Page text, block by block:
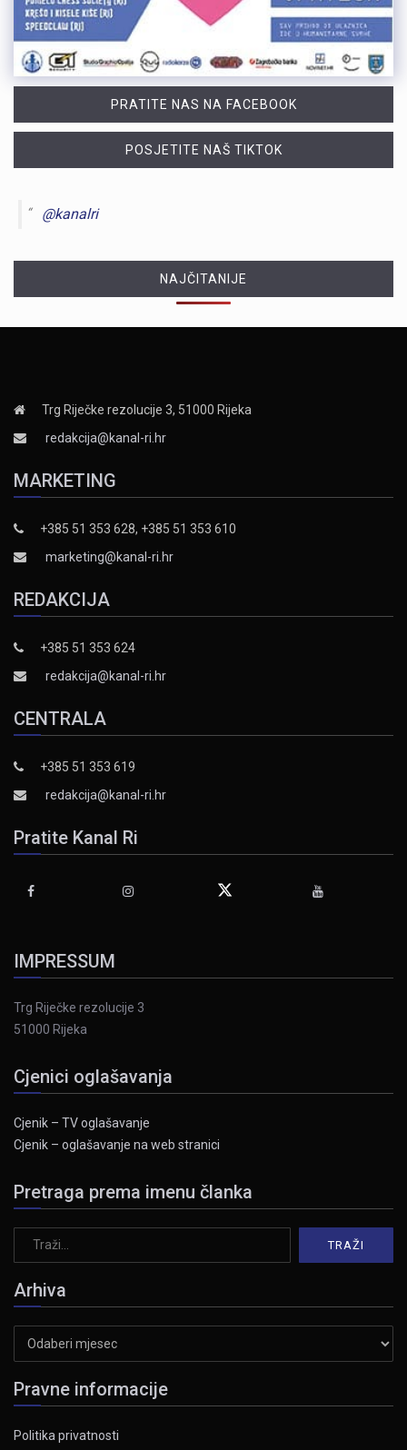
PRATITE NAS NA FACEBOOK
POSJETITE NAŠ TIKTOK
@kanalri
NAJČITANIJE
Trg Riječke rezolucije 3, 51000 Rijeka
redakcija@kanal-ri.hr
MARKETING
+385 51 353 628, +385 51 353 610
marketing@kanal-ri.hr
REDAKCIJA
+385 51 353 624
redakcija@kanal-ri.hr
CENTRALA
+385 51 353 619
redakcija@kanal-ri.hr
Pratite Kanal Ri
IMPRESSUM
Trg Riječke rezolucije 3
51000 Rijeka
Cjenici oglašavanja
Cjenik – TV oglašavanje
Cjenik – oglašavanje na web stranici
Pretraga prema imenu članka
Arhiva
Pravne informacije
Politika privatnosti